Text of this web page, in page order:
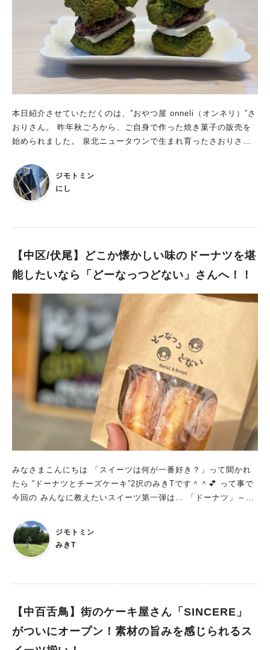
本日紹介させていただくのは、”おやつ屋 onneli（オンネリ）”さ
おりさん。 昨年秋ごろから、ご自身で作った焼き菓子の販売を
始められました。 泉北ニュータウンで生まれ育ったさおりさん
トポテトを作って 待っていてくれたそうです。 「お店のような
綺麗なお菓子じゃないけれど、 お母さんの愛情がこもっていて
特別おいしかった」と振り返ります。 その影響か、自分でもお
ジモトミン
にし
【中区/伏尾】どこか懐かしい味のドーナツを堪
能したいなら「どーなっつどない」さんへ！！
みなさまこんにちは 「スイーツは何が一番好き？」って聞かれ
たら ”ドーナツとチーズケーキ”2択のみきTです＾＾💕 って事で
今回の みんなに教えたいスイーツ第一弾は… 「ドーナツ」～🍩
造・販売をされている 手作りドーナツ「どーなっつどない」さ
んをご紹介したいと思います🙌 ネーミングセンスも抜群な上 こ
ちらのドーナツ、まぁとにかく美味しい🍩✨（何個も食べてしま
ジモトミン
みきT
【中百舌鳥】街のケーキ屋さん「SINCERE」
がついにオープン！素材の旨みを感じられるス